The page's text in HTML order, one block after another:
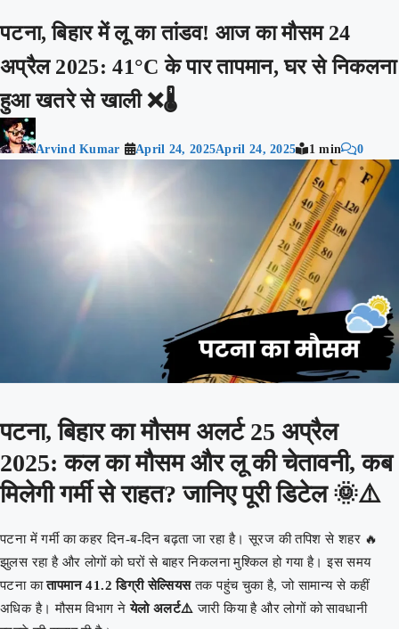
पटना, बिहार में लू का तांडव! आज का मौसम 24
अप्रैल 2025: 41°C के पार तापमान, घर से निकलना
हुआ खतरे से खाली ❌🌡️
Arvind Kumar April 24, 2025April 24, 2025 1 min 0
पटना, बिहार का मौसम अलर्ट 25 अप्रैल
2025: कल का मौसम और लू की चेतावनी, कब
मिलेगी गर्मी से राहत? जानिए पूरी डिटेल 🌞⚠️
पटना में गर्मी का कहर दिन-ब-दिन बढ़ता जा रहा है। सूरज की तपिश से शहर 🔥
झुलस रहा है और लोगों को घरों से बाहर निकलना मुश्किल हो गया है। इस समय
पटना कातापमान 41.2 डिग्री सेल्सियसतक पहुंच चुका है, जो सामान्य से कहीं
अधिक है। मौसम विभाग नेयेलो अलर्ट⚠️ जारी किया है और लोगों को सावधानी